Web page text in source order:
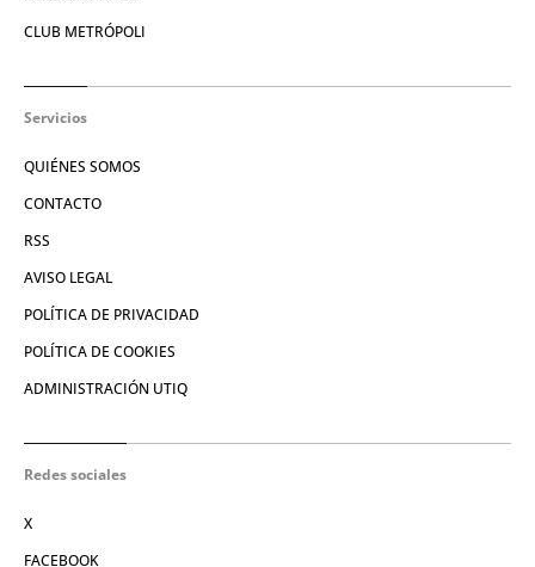
CLUB METRÓPOLI
Servicios
QUIÉNES SOMOS
CONTACTO
RSS
AVISO LEGAL
POLÍTICA DE PRIVACIDAD
POLÍTICA DE COOKIES
ADMINISTRACIÓN UTIQ
Redes sociales
X
FACEBOOK